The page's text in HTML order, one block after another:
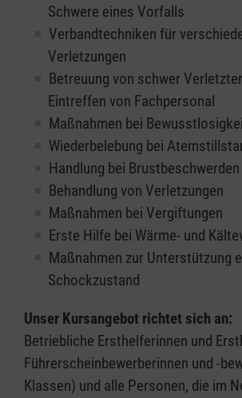
Schwere eines Vorfalls
Verbandtechniken für
Verletzungen
Betreuung von schwer
Eintreffen von Fachpersonal
Maßnahmen bei
Wiederbelebung bei
Handlung bei Brustbeschwerden
Behandlung von Verletzungen
Maßnahmen bei Vergiftungen
Erste Hilfe bei Wärme- und
Maßnahmen zur Unterstützung
Schockzustand
Unser Kursangebot richtet sich an:
Betriebliche Ersthelferinnen und
Führerscheinbewerberinnen und -
Klassen) und alle Personen, die im